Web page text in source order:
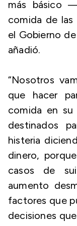
más básico
comida de
el Gobierno
añadió.
“Nosotros
que hacer
comida en
destinados
histeria
dinero,
casos de
aumento
factores que
decisiones